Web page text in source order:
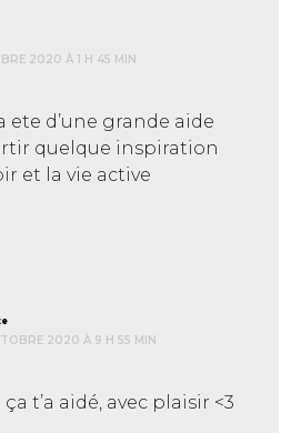
2020 À 1 H 45 MIN
ete d’une grande aide
quelque inspiration
et la vie active
2020 À 9 H 55 MIN
t’a aidé, avec plaisir <3